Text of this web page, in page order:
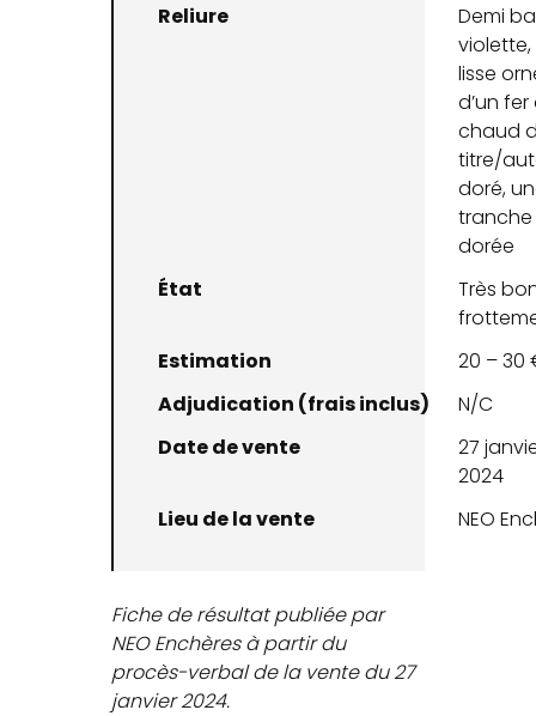
Reliure
Demi
lisse
d’un fer
chaud
titre/
doré,
tranche
dorée
État
Très
Estimation
20 – 30
Adjudication (frais inclus)
N/C
Date de vente
27
2024
Lieu de la vente
NEO
Fiche de résultat publiée par
NEO Enchères à partir du
procès-verbal de la vente du 27
janvier 2024.